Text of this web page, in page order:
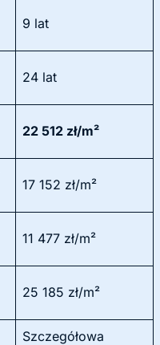
9 lat
24 lat
22 512 zł/m²
17 152 zł/m²
11 477 zł/m²
25 185 zł/m²
Szczegółowa